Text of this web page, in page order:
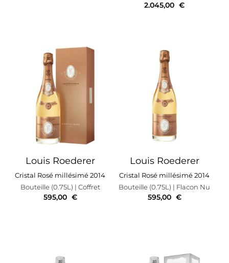
2.045,00 €
Louis Roederer
Cristal Rosé millésimé 2014
Bouteille (0.75L) | Coffret
595,00 €
Louis Roederer
Cristal Rosé millésimé 2014
Bouteille (0.75L) | Flacon Nu
595,00 €